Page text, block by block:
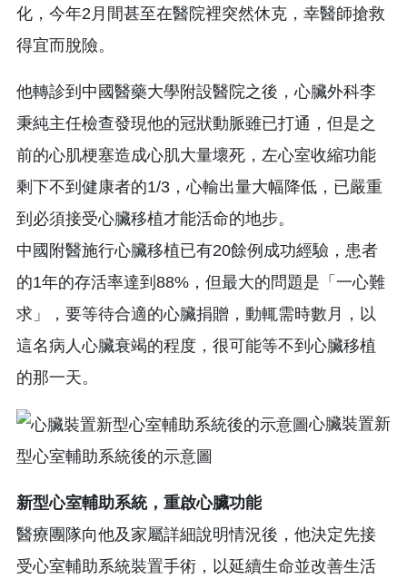
化，今年2月間甚至在醫院裡突然休克，幸醫師搶救
得宜而脫險。
他轉診到中國醫藥大學附設醫院之後，心臟外科李
秉純主任檢查發現他的冠狀動脈雖已打通，但是之
前的心肌梗塞造成心肌大量壞死，左心室收縮功能
剩下不到健康者的1/3，心輸出量大幅降低，已嚴重
到必須接受心臟移植才能活命的地步。
中國附醫施行心臟移植已有20餘例成功經驗，患者
的1年的存活率達到88%，但最大的問題是「一心難
求」，要等待合適的心臟捐贈，動輒需時數月，以
這名病人心臟衰竭的程度，很可能等不到心臟移植
的那一天。
心臟裝置新
型心室輔助系統後的示意圖
新型心室輔助系統，重啟心臟功能
醫療團隊向他及家屬詳細說明情況後，他決定先接
受心室輔助系統裝置手術，以延續生命並改善生活